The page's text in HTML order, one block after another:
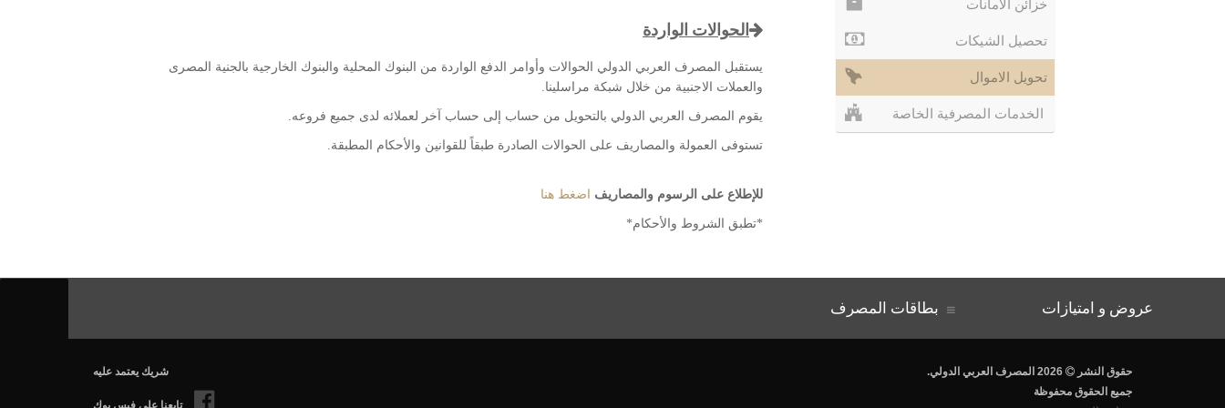
خزائن الأمانات
تحصيل الشيكات
تحويل الاموال
الخدمات المصرفية الخاصة
الحوالات الواردة
يستقبل المصرف العربي الدولي الحوالات وأوامر الدفع الواردة من البنوك المحلية والبنوك الخارجية بالجنية المصرى
والعملات الاجنبية من خلال شبكة مراسلينا.
يقوم المصرف العربي الدولي بالتحويل من حساب إلى حساب آخر لعملائه لدى جميع فروعه.
تستوفى العمولة والمصاريف على الحوالات الصادرة طبقاً للقوانين والأحكام المطبقة.
للإطلاع على الرسوم والمصاريف اضغط هنا
*تطبق الشروط والأحكام*
عروض و امتيازات بطاقات المصرف
شريك يعتمد عليه
تابعنا على فيس بوك
.حقوق النشر
جميع الحقوق محفوظة